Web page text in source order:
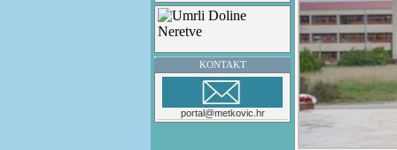
KONTAKT
portal@metkovic.hr